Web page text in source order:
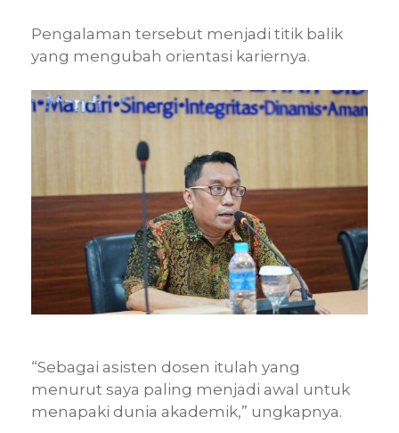
Pengalaman tersebut menjadi titik balik
yang mengubah orientasi kariernya.
“Sebagai asisten dosen itulah yang
menurut saya paling menjadi awal untuk
menapaki dunia akademik,” ungkapnya.